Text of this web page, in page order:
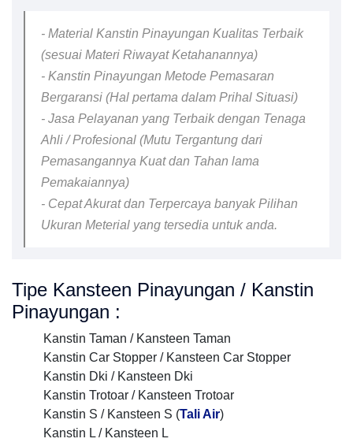
- Material Kanstin Pinayungan Kualitas Terbaik
(sesuai Materi Riwayat Ketahanannya)
- Kanstin Pinayungan Metode Pemasaran
Bergaransi (Hal pertama dalam Prihal Situasi)
- Jasa Pelayanan yang Terbaik dengan Tenaga
Ahli / Profesional (Mutu Tergantung dari
Pemasangannya Kuat dan Tahan lama
Pemakaiannya)
- Cepat Akurat dan Terpercaya banyak Pilihan
Ukuran Meterial yang tersedia untuk anda.
Tipe Kansteen Pinayungan / Kanstin
Pinayungan :
Kanstin Taman / Kansteen Taman
Kanstin Car Stopper / Kansteen Car Stopper
Kanstin Dki / Kansteen Dki
Kanstin Trotoar / Kansteen Trotoar
Kanstin S / Kansteen S (Tali Air)
Kanstin L / Kansteen L